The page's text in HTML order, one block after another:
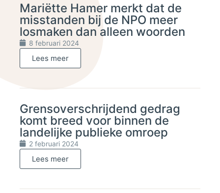
Mariëtte Hamer merkt dat de
misstanden bij de NPO meer
losmaken dan alleen woorden
8 februari 2024
Lees meer
Grensoverschrijdend gedrag
komt breed voor binnen de
landelijke publieke omroep
2 februari 2024
Lees meer